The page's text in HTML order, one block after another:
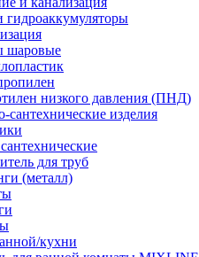
гидроаккумуляторы
шаровые
низкого давления (ПНД)
сантехнические изделия
для труб
(металл)
кухни